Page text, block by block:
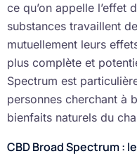
ce qu’on appelle l’effet
substances travaillent
mutuellement leurs
plus complète et
Spectrum est
personnes cherchant à
bienfaits naturels du
CBD Broad Spectrum :